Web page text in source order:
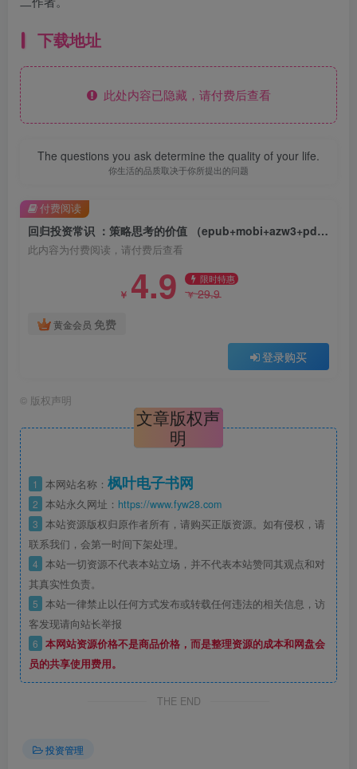
下载地址
此处内容已隐藏，请付费后查看
The questions you ask determine the quality of your life.
你生活的品质取决于你所提出的问题
回归投资常识 ：策略思考的价值 （epub+mobi+azw3+pdf）
此内容为付费阅读，请付费后查看
￥ 4.9 限时特惠
￥29.9
黄金会员 免费
登录购买
付费阅读
© 版权声明
文章版权声
明
1 本网站名称： 枫叶电子书网
2 本站永久网址： https://www.fyw28.com
3 本站资源版权归原作者所有，请购买正版资源。如有侵权，请
联系我们，会第一时间下架处理。
4 本站一切资源不代表本站立场，并不代表本站赞同其观点和对
其真实性负责。
5 本站一律禁止以任何方式发布或转载任何违法的相关信息，访
客发现请向站长举报
6 本网站资源价格不是商品价格，而是整理资源的成本和网盘会
员的共享使用费用。
THE END
投资管理